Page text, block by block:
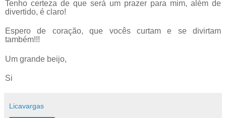
Tenho certeza de que será um prazer para mim, além de
divertido, é claro!
Espero de coração, que vocês curtam e se divirtam
também!!!
Um grande beijo,
Si
Licavargas